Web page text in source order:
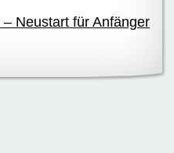
Neustart für Anfänger